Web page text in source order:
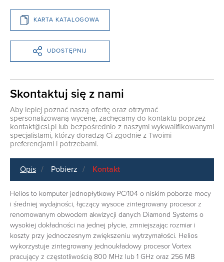
KARTA KATALOGOWA
UDOSTĘPNIJ
Skontaktuj się z nami
Aby lepiej poznać naszą ofertę oraz otrzymać
spersonalizowaną wycenę, zachęcamy do kontaktu poprzez
kontakt@csi.pl lub bezpośrednio z naszymi wykwalifikowanymi
specjalistami, którzy doradzą Ci zgodnie z Twoimi
preferencjami i potrzebami.
Opis Pobierz Kontakt
Helios to komputer jednopłytkowy PC/104 o niskim poborze mocy
i średniej wydajności, łączący wysoce zintegrowany procesor z
renomowanym obwodem akwizycji danych Diamond Systems o
wysokiej dokładności na jednej płycie, zmniejszając rozmiar i
koszty przy jednoczesnym zwiększeniu wytrzymałości. Helios
wykorzystuje zintegrowany jednoukładowy procesor Vortex
pracujący z częstotliwością 800 MHz lub 1 GHz oraz 256 MB